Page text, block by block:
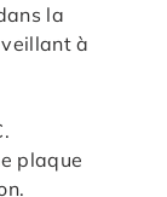
la
à
plaque